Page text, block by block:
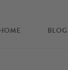
BLOG